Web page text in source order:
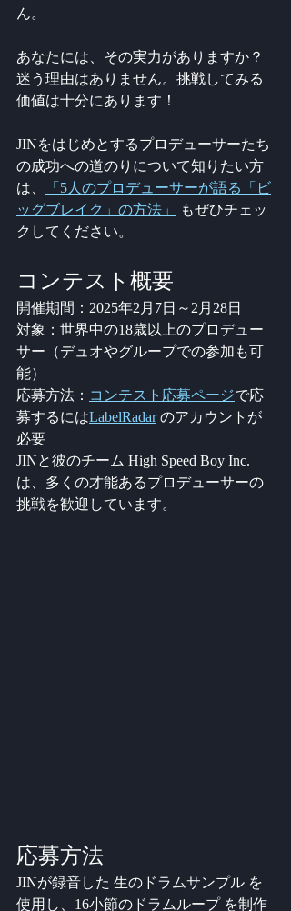
ん。
あなたには、その実力がありますか？
迷う理由はありません。挑戦してみる
価値は十分にあります！
JINをはじめとするプロデューサーたち
の成功への道のりについて知りたい方
は、
「5人のプロデューサーが語る「ビ
ッグブレイク」の方法」
もぜひチェッ
クしてください。
コンテスト概要
開催期間：2025年2月7日～2月28日
対象：世界中の18歳以上のプロデュー
サー（デュオやグループでの参加も可
能）
応募方法： コンテスト応募ページで応
募するにはLabelRadar のアカウントが
必要
JINと彼のチーム High Speed Boy Inc.
は、多くの才能あるプロデューサーの
挑戦を歓迎しています。
応募方法
JINが録音した 生のドラムサンプル を
使用し、16小節のドラムループ を制作